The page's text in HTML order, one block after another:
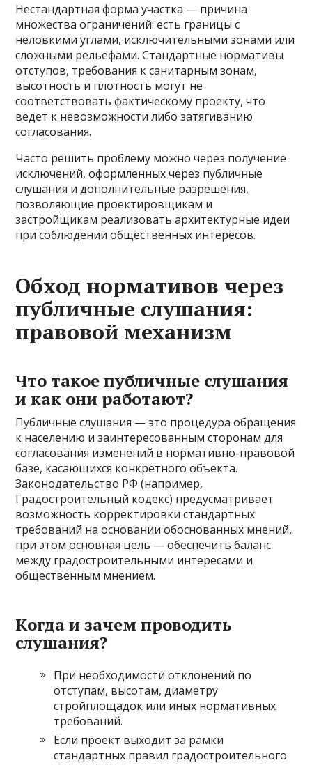
Нестандартная форма участка — причина
множества ограничений: есть границы с
неловкими углами, исключительными зонами или
сложными рельефами. Стандартные нормативы
отступов, требования к санитарным зонам,
высотность и плотность могут не
соответствовать фактическому проекту, что
ведет к невозможности либо затягиванию
согласования.
Часто решить проблему можно через получение
исключений, оформленных через публичные
слушания и дополнительные разрешения,
позволяющие проектировщикам и
застройщикам реализовать архитектурные идеи
при соблюдении общественных интересов.
Обход нормативов через
публичные слушания:
правовой механизм
Что такое публичные слушания
и как они работают?
Публичные слушания — это процедура обращения
к населению и заинтересованным сторонам для
согласования изменений в нормативно-правовой
базе, касающихся конкретного объекта.
Законодательство РФ (например,
Градостроительный кодекс) предусматривает
возможность корректировки стандартных
требований на основании обоснованных мнений,
при этом основная цель — обеспечить баланс
между градостроительными интересами и
общественным мнением.
Когда и зачем проводить
слушания?
При необходимости отклонений по
отступам, высотам, диаметру
стройплощадок или иных нормативных
требований.
Если проект выходит за рамки
стандартных правил градостроительного